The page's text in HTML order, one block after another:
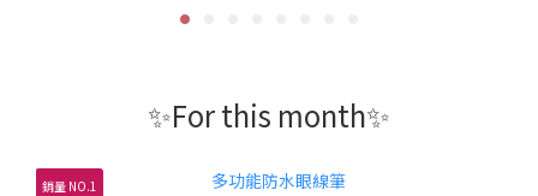
✨For this month✨
銷量 NO.1